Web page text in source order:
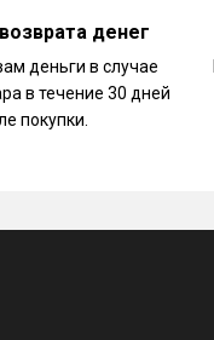
денег
деньги в случае
в течение 30 дней
покупки.